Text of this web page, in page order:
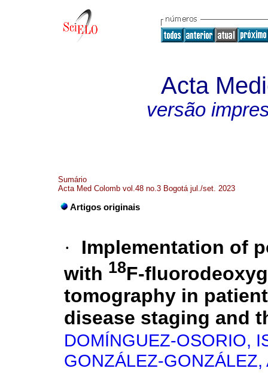
Acta
versão
Sumário
Acta Med Colomb vol.48 no.3 Bogotá jul./set. 2023
Artigos originais
·
Implementation of
with 18F-
tomography in
disease staging and
DOMÍNGUEZ-OSORIO,
GONZÁLEZ-GONZÁLEZ,